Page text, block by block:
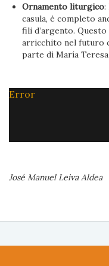
Ornamento liturgico:
casula, è completo
fili d’argento.
arricchito nel futuro
parte di María Teresa.
Error
José Manuel Leiva Aldea